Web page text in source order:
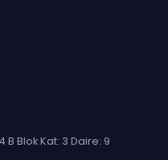
B Blok Kat: 3 Daire: 9